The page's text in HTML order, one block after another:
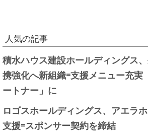
人気の記事
積水ハウス建設ホールディングス
携強化へ新組織=支援メニュー充実
ートナー」に
ロゴスホールディングス、アエラ
支援=スポンサー契約を締結